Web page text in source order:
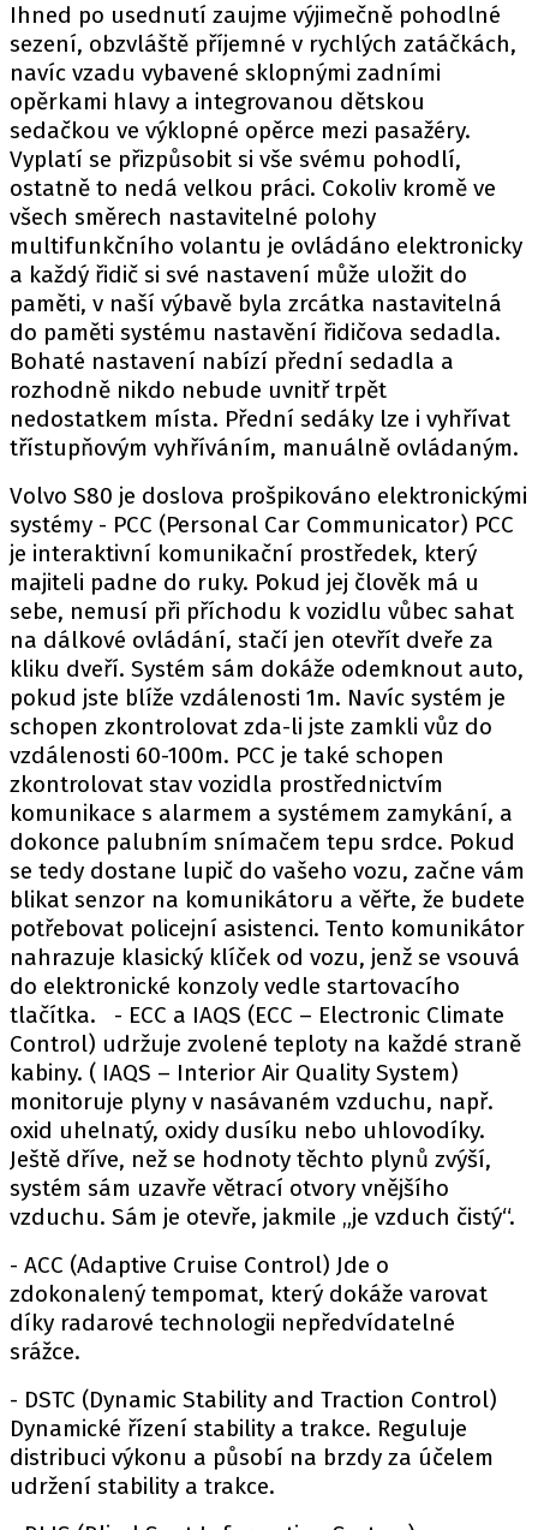
Ihned po usednutí zaujme výjimečně pohodlné
sezení, obzvláště příjemné v rychlých zatáčkách,
navíc vzadu vybavené sklopnými zadními
opěrkami hlavy a integrovanou dětskou
sedačkou ve výklopné opěrce mezi pasažéry.
Vyplatí se přizpůsobit si vše svému pohodlí,
ostatně to nedá velkou práci. Cokoliv kromě ve
všech směrech nastavitelné polohy
multifunkčního volantu je ovládáno elektronicky
a každý řidič si své nastavení může uložit do
paměti, v naší výbavě byla zrcátka nastavitelná
do paměti systému nastavění řidičova sedadla.
Bohaté nastavení nabízí přední sedadla a
rozhodně nikdo nebude uvnitř trpět
nedostatkem místa. Přední sedáky lze i vyhřívat
třístupňovým vyhříváním, manuálně ovládaným.
Volvo S80 je doslova prošpikováno elektronickými
systémy - PCC (Personal Car Communicator) PCC
je interaktivní komunikační prostředek, který
majiteli padne do ruky. Pokud jej člověk má u
sebe, nemusí při příchodu k vozidlu vůbec sahat
na dálkové ovládání, stačí jen otevřít dveře za
kliku dveří. Systém sám dokáže odemknout auto,
pokud jste blíže vzdálenosti 1m. Navíc systém je
schopen zkontrolovat zda-li jste zamkli vůz do
vzdálenosti 60-100m. PCC je také schopen
zkontrolovat stav vozidla prostřednictvím
komunikace s alarmem a systémem zamykání, a
dokonce palubním snímačem tepu srdce. Pokud
se tedy dostane lupič do vašeho vozu, začne vám
blikat senzor na komunikátoru a věřte, že budete
potřebovat policejní asistenci. Tento komunikátor
nahrazuje klasický klíček od vozu, jenž se vsouvá
do elektronické konzoly vedle startovacího
tlačítka. - ECC a IAQS (ECC – Electronic Climate
Control) udržuje zvolené teploty na každé straně
kabiny. ( IAQS – Interior Air Quality System)
monitoruje plyny v nasávaném vzduchu, např.
oxid uhelnatý, oxidy dusíku nebo uhlovodíky.
Ještě dříve, než se hodnoty těchto plynů zvýší,
systém sám uzavře větrací otvory vnějšího
vzduchu. Sám je otevře, jakmile „je vzduch čistý“.
- ACC (Adaptive Cruise Control) Jde o
zdokonalený tempomat, který dokáže varovat
díky radarové technologii nepředvídatelné
srážce.
- DSTC (Dynamic Stability and Traction Control)
Dynamické řízení stability a trakce. Reguluje
distribuci výkonu a působí na brzdy za účelem
udržení stability a trakce.